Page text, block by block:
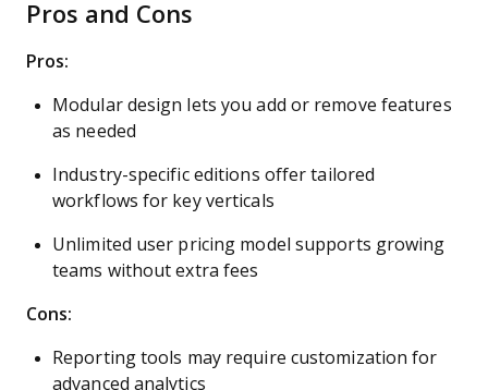
Pros and Cons
Pros:
Modular design lets you add or remove features
as needed
Industry-specific editions offer tailored
workflows for key verticals
Unlimited user pricing model supports growing
teams without extra fees
Cons:
Reporting tools may require customization for
advanced analytics